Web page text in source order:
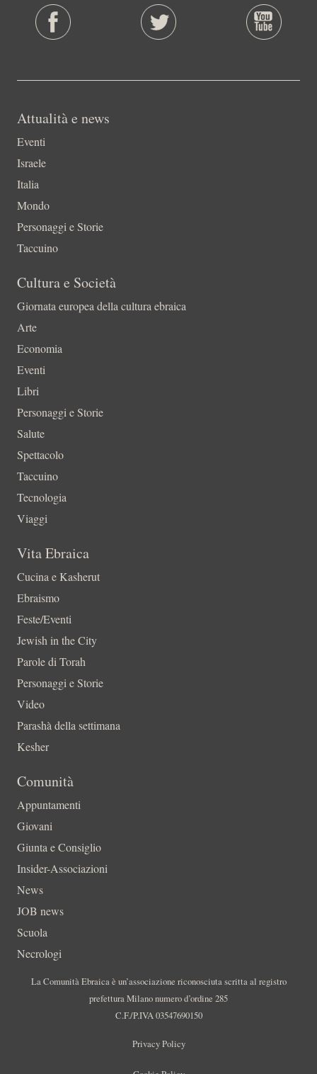
Attualità e news
Eventi
Israele
Italia
Mondo
Personaggi e Storie
Taccuino
Cultura e Società
Giornata europea della cultura ebraica
Arte
Economia
Eventi
Libri
Personaggi e Storie
Salute
Spettacolo
Taccuino
Tecnologia
Viaggi
Vita Ebraica
Cucina e Kasherut
Ebraismo
Feste/Eventi
Jewish in the City
Parole di Torah
Personaggi e Storie
Video
Parashà della settimana
Kesher
Comunità
Appuntamenti
Giovani
Giunta e Consiglio
Insider-Associazioni
News
JOB news
Scuola
Necrologi
La Comunità Ebraica è un’associazione riconosciuta scritta al registro
prefettura Milano numero d’ordine 285
C.F./P.IVA 03547690150
Privacy Policy